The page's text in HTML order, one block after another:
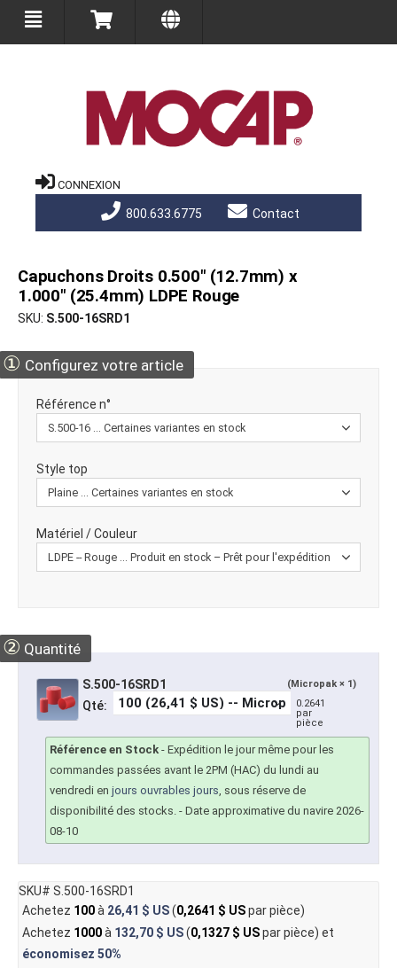
CONNEXION
800.633.6775 Contact
Capuchons Droits 0.500" (12.7mm) x
1.000" (25.4mm) LDPE Rouge
SKU S.500-16SRD1
① Configurez votre article
Référence n°
Style top
Matériel / Couleur
② Quantité
S.500-16SRD1 (Micropak × 1)
Qté:
0.2641
par
pièce
Référence en Stock - Expédition le jour même pour les
commandes passées avant le 2PM (HAC) du lundi au
vendredi en jours ouvrables jours, sous réserve de
disponibilité des stocks. - Date approximative du navire 2026-
08-10
SKU# S.500-16SRD1
Achetez 100à 26,41 $ US(0,2641 $ USpar pièce)
Achetez 1000à 132,70 $ US(0,1327 $ USpar pièce) et
économisez 50%